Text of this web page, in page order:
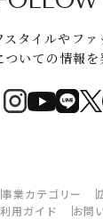
スタイルやファ
いての情報を
事業カテゴリー
用ガイド
お問